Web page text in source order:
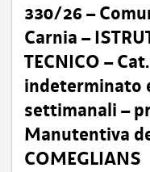
330/26 –
Carnia –
TECNICO –
indeterminato
settimanali –
Manutentiva
COMEGLIANS